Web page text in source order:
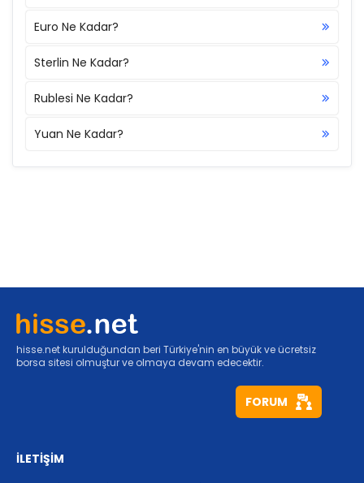
Euro Ne Kadar?
Sterlin Ne Kadar?
Rublesi Ne Kadar?
Yuan Ne Kadar?
hisse.net kurulduğundan beri Türkiye'nin en büyük ve ücretsiz
borsa sitesi olmuştur ve olmaya devam edecektir.
FORUM
İLETİŞİM